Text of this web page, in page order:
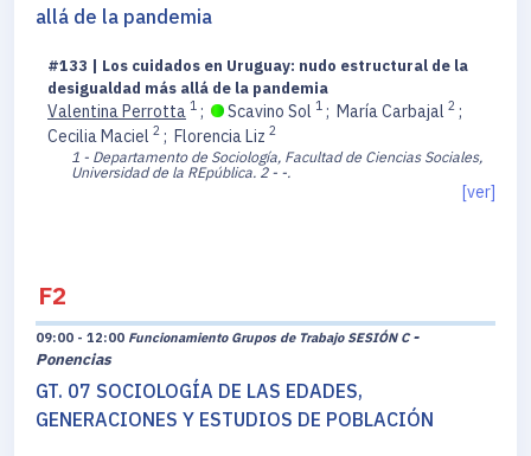
allá de la pandemia
#133 | Los cuidados en Uruguay: nudo estructural de la
desigualdad más allá de la pandemia
Valentina Perrotta 1 ; Scavino Sol 1 ; María Carbajal 2 ;
Cecilia Maciel 2 ; Florencia Liz 2
1 - Departamento de Sociología, Facultad de Ciencias Sociales,
Universidad de la REpública.2 - -.
[ver]
F2
09:00 - 12:00 Funcionamiento Grupos de Trabajo SESIÓN C -
Ponencias
GT. 07 SOCIOLOGÍA DE LAS EDADES,
GENERACIONES Y ESTUDIOS DE POBLACIÓN